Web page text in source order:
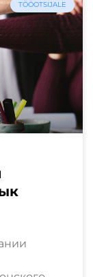
TÖÖOTSIJALE